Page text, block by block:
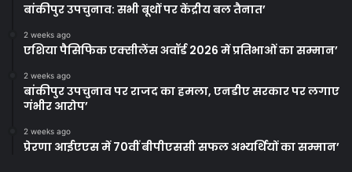
बांकीपुर उपचुनाव: सभी बूथों पर केंद्रीय बल तैनात’
2 weeks ago
एशिया पैसिफिक एक्सीलेंस अवॉर्ड 2026 में प्रतिभाओं का सम्मान’
2 weeks ago
बांकीपुर उपचुनाव पर राजद का हमला, एनडीए सरकार पर लगाए
गंभीर आरोप’
2 weeks ago
प्रेरणा आईएएस में 70वीं बीपीएससी सफल अभ्यर्थियों का सम्मान’